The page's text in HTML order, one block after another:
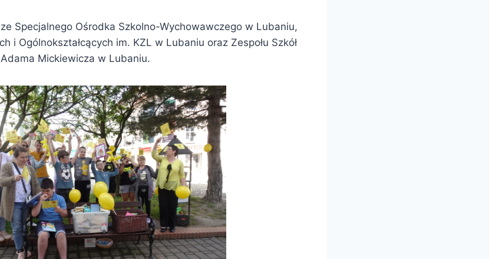
Specjalnego Ośrodka Szkolno-Wychowawczego w Lubaniu,
i Ogólnokształcących im. KZL w Lubaniu oraz Zespołu Szkół
Mickiewicza w Lubaniu.